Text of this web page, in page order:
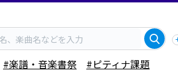
#楽譜・音楽書祭
#ピティナ課題